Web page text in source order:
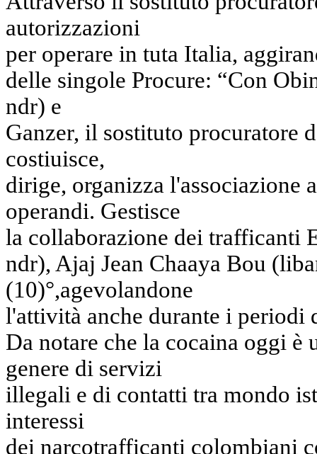
autorizzazioni
per operare in tuta Italia,
delle singole Procure: “Con
ndr) e
Ganzer, il sostituto procuratore
costiuisce,
dirige, organizza l'associazione
operandi. Gestisce
la collaborazione dei trafficanti
ndr), Ajaj Jean Chaaya Bou
(10)°,agevolandone
l'attività anche durante i periodi
Da notare che la cocaina oggi è
genere di servizi
illegali e di contatti tra mondo
interessi
dei narcotrafficanti colombiani